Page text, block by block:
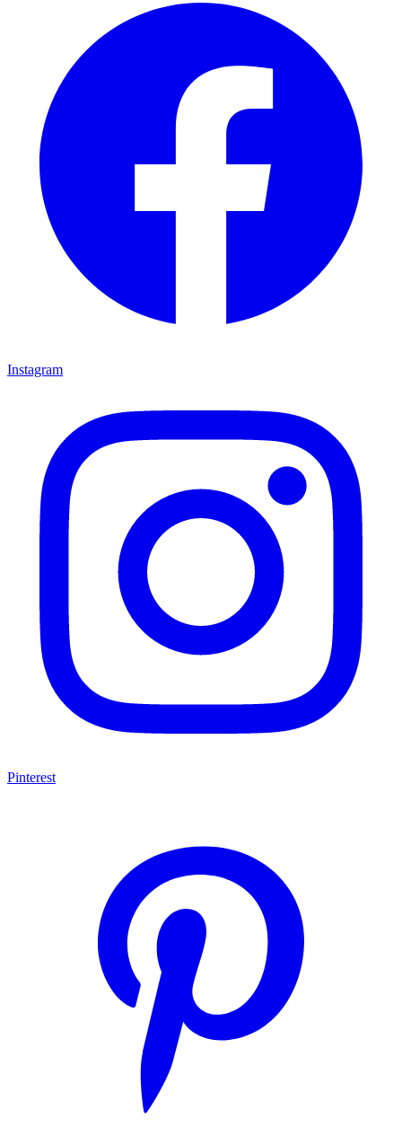
Instagram
Pinterest